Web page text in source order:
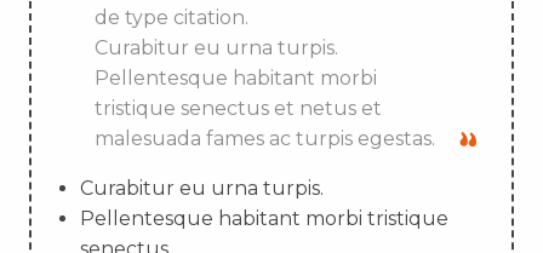
de type citation.
Curabitur eu urna turpis.
Pellentesque habitant morbi
tristique senectus et netus et
malesuada fames ac turpis egestas.
Curabitur eu urna turpis.
Pellentesque habitant morbi tristique